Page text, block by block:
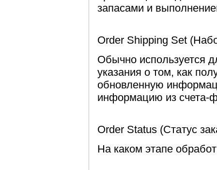
запасами и
Order Shipping Set
Обычно используется
указания о том, как
обновленную
информацию из счета-
Order Status (Статус
На каком этапе